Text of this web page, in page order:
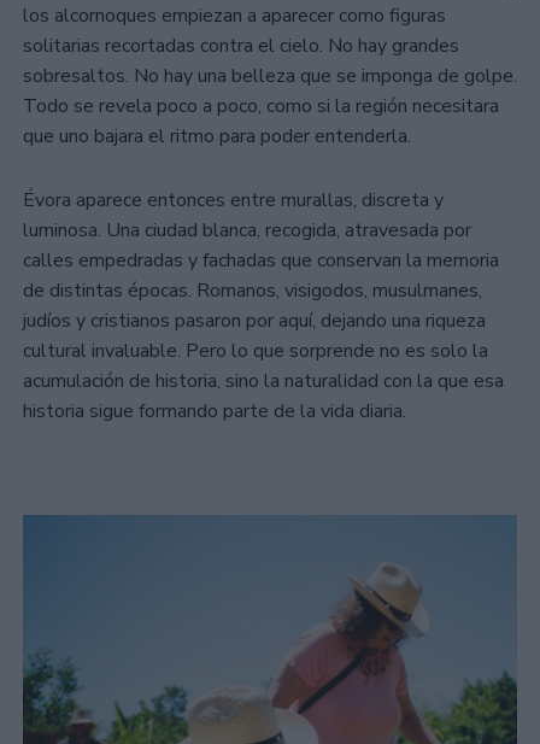
los alcornoques empiezan a aparecer como figuras
solitarias recortadas contra el cielo. No hay grandes
sobresaltos. No hay una belleza que se imponga de golpe.
Todo se revela poco a poco, como si la región necesitara
que uno bajara el ritmo para poder entenderla.
Évora aparece entonces entre murallas, discreta y
luminosa. Una ciudad blanca, recogida, atravesada por
calles empedradas y fachadas que conservan la memoria
de distintas épocas. Romanos, visigodos, musulmanes,
judíos y cristianos pasaron por aquí, dejando una riqueza
cultural invaluable. Pero lo que sorprende no es solo la
acumulación de historia, sino la naturalidad con la que esa
historia sigue formando parte de la vida diaria.